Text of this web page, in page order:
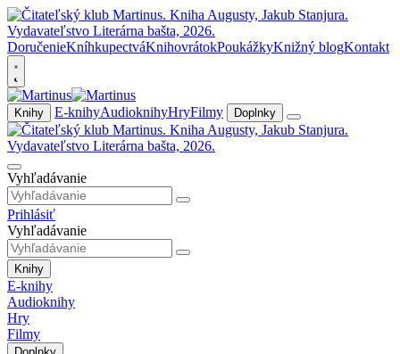
DoručenieKníhkupectváKnihovrátokPoukážkyKnižný blogKontakt
Knihy E-knihyAudioknihyHryFilmy Doplnky
Vyhľadávanie
Prihlásiť
Vyhľadávanie
Knihy
E-knihy
Audioknihy
Hry
Filmy